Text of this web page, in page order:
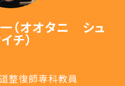
（オオタニ シュ
チ）
整復師専科教員